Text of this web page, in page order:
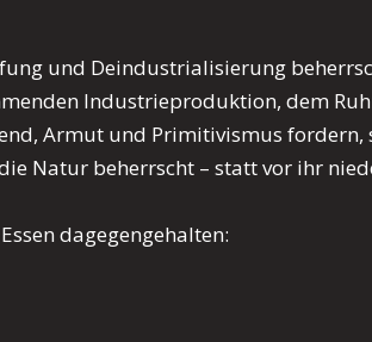
und Deindustrialisierung
Industrieproduktion, dem
Armut und Primitivismus
Natur beherrscht – statt vor ihr
dagegengehalten: